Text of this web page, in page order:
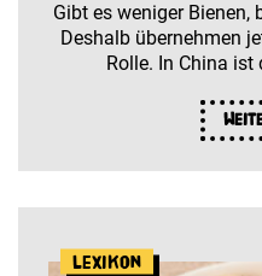
Gibt es weniger Bienen,
Deshalb übernehmen
Rolle. In China
Lexikon